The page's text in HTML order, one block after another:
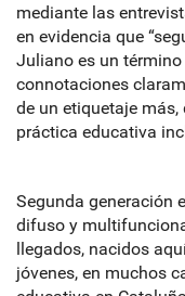
mediante las
en evidencia que
Juliano es un
connotaciones
de un etiquetaje
práctica educativa
Segunda generación
difuso y
llegados, nacidos
jóvenes, en muchos